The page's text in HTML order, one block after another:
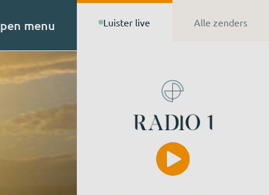
menu Luister live Alle zenders